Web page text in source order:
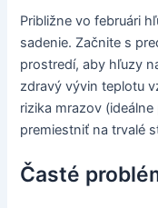
Približne vo februári
sadenie. Začnite s
prostredí, aby hľuzy
zdravý vývin teplotu
rizika mrazov
premiestniť na trvalé
Časté